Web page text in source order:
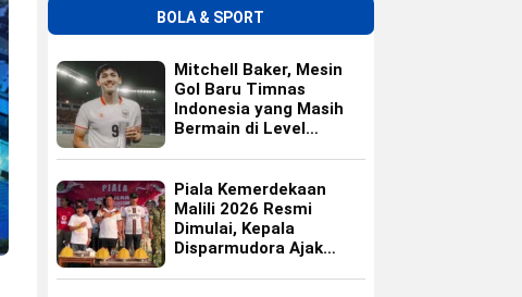
BOLA & SPORT
Mitchell Baker, Mesin
Gol Baru Timnas
Indonesia yang Masih
Bermain di Level
Piala Kemerdekaan
Malili 2026 Resmi
Dimulai, Kepala
Disparmudora Ajak